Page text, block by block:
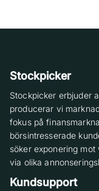
Stockpicker
Stockpicker erbjuder
producerar vi
fokus på
börsintresserade
söker exponering
via olika
Kundsupport